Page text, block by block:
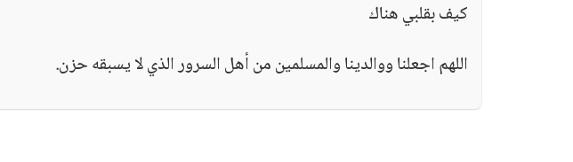
كيف بقلبي هناك
اللهم اجعلنا ووالدينا والمسلمين من أهل السرور الذي لا يسبقه حزن.